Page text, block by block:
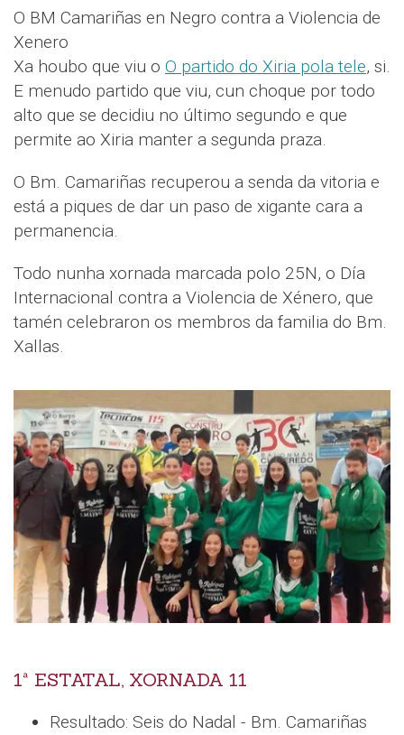
O BM Camariñas en Negro contra a Violencia de
Xenero
Xa houbo que viu o O partido do Xiria pola tele, si.
E menudo partido que viu, cun choque por todo
alto que se decidiu no último segundo e que
permite ao Xiria manter a segunda praza.
O Bm. Camariñas recuperou a senda da vitoria e
está a piques de dar un paso de xigante cara a
permanencia.
Todo nunha xornada marcada polo 25N, o Día
Internacional contra a Violencia de Xénero, que
tamén celebraron os membros da familia do Bm.
Xallas.
1ª ESTATAL, XORNADA 11
Resultado: Seis do Nadal - Bm. Camariñas